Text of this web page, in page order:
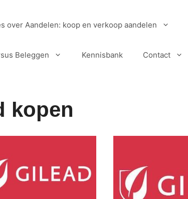
over Aandelen: koop en verkoop aandelen
Beleggen Kennisbank Contact
kopen